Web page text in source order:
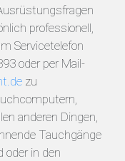
professionell,
Servicetelefon
oder per Mail-
zu
anderen Dingen,
Tauchgänge
oder in den